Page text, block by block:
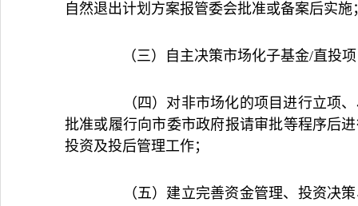
自然退出计划方案报管委会批准或备案后实施
（三）自主决策市场化子基金/直投项
（四）对非市场化的项目进行立项、
批准或履行向市委市政府报请审批等程序后
投资及投后管理工作；
（五）建立完善资金管理、投资决策